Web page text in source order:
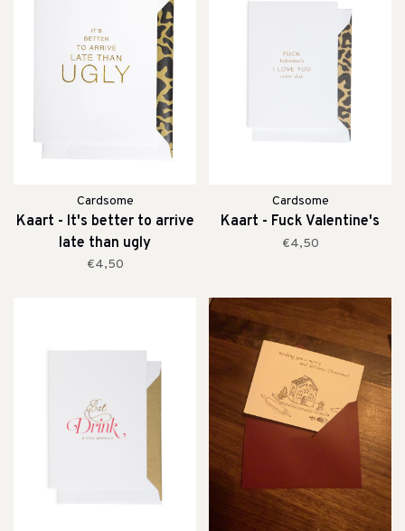
Cardsome
Kaart - It's better to arrive
late than ugly
€4,50
Cardsome
Kaart - Fuck Valentine's
€4,50